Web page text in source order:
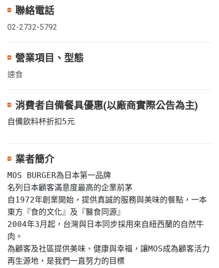
聯絡電話
02-2732-5792
營業項目、型態
速食
消費者自備餐具優惠(以廠商實際公告為主)
自備飲料杯折扣5元
業者簡介
MOS BURGER為日本第一品牌
名列日本顧客滿意度最高的企業前茅
自1972年創業開始，提供真誠的服務與美味的餐點，一本
東方『食的文化』及『醫食同源』
2004年3月起，台灣與日本同步採用來自紐西蘭的自然牛
肉。
為顧客及社區提供美味、健康與幸福，讓MOS成為顧客活力
再生源地，是我們一直努力的目標